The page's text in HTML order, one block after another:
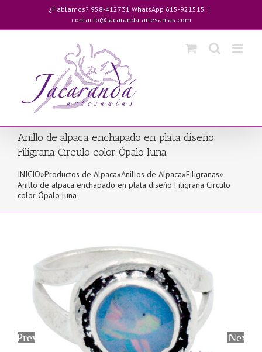
contenido
¿Hablamos? 958-412731 WhatsApp 615-921515 |
contacto@jacaranda-artesanias.com
Anillo de alpaca enchapado en plata diseño
Filigrana Circulo color Ópalo luna
INICIO»Productos de Alpaca»Anillos de Alpaca»Filigranas»
Anillo de alpaca enchapado en plata diseño Filigrana Circulo
color Ópalo luna
Previous Next